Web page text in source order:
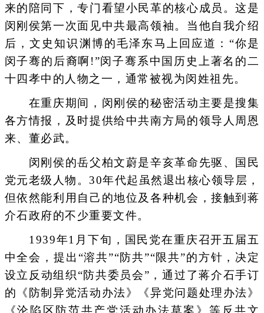
来的陪同下，专门看望小民革的核心成员。这是
闵刚侯第一次面见中共最高领袖。当他自我介绍
后，文史知识渊博的毛泽东马上回应道：“你是
闵子骞的后裔啊!”闵子骞系中国历史上著名的二
十四孝中的人物之一，通常被视为闵姓祖先。
在重庆期间，闵刚侯的秘密活动主要是搜集
各方情报，及时提供给中共南方局的领导人周恩
来、董必武。
闵刚侯的岳父柏文蔚是辛亥革命先驱、国民
党元老级人物。30年代起虽然退出核心领导层，
但依然能利用自己的地位及各种机会，接触到蒋
介石政府的不少重要文件。
1939年1月下旬，国民党在重庆召开五届五
中全会，提出“溶共”“防共”“限共”的方针，决定
设立反动组织“防共委员会”，通过了蒋介石手订
的《防制异党活动办法》《异党问题处理办法》
《沦陷区防范共产党活动办法草案》等反共文